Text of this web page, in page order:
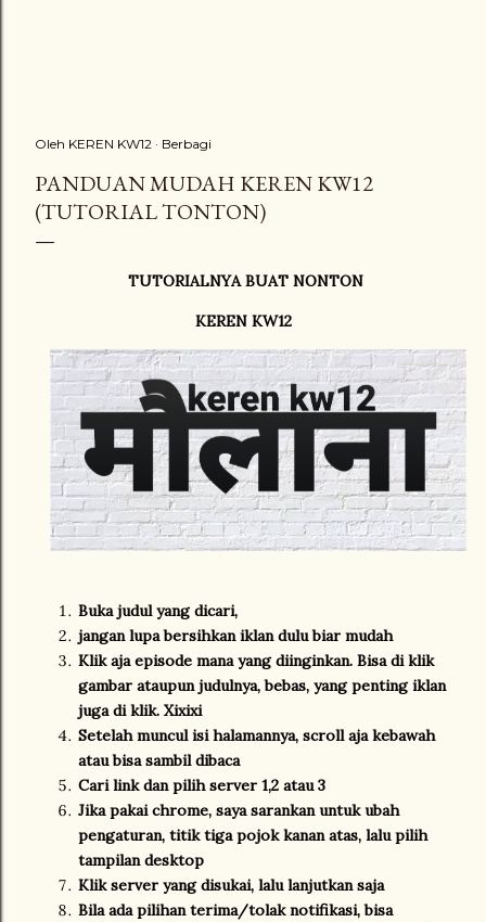
Oleh KEREN KW12 Berbagi
PANDUAN MUDAH KEREN KW12
(TUTORIAL TONTON)
TUTORIALNYA BUAT NONTON
KEREN KW12
Buka judul yang dicari,
jangan lupa bersihkan iklan dulu biar mudah
Klik aja episode mana yang diinginkan. Bisa di klik
gambar ataupun judulnya, bebas, yang penting iklan
juga di klik. Xixixi
Setelah muncul isi halamannya, scroll aja kebawah
atau bisa sambil dibaca
Cari link dan pilih server 1,2 atau 3
Jika pakai chrome, saya sarankan untuk ubah
pengaturan, titik tiga pojok kanan atas, lalu pilih
tampilan desktop
Klik server yang disukai, lalu lanjutkan saja
Bila ada pilihan terima/tolak notifikasi, bisa